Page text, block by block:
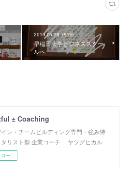
2019.05.28 15:05
早稲田大学ビジネススクー
ルへ
± Coaching
ン・チームビルディング専門・強み特
タリスト型 企業コーチ ヤツグヒカル
ー